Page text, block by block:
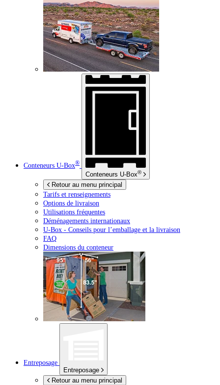
Conteneurs U-Box®
Conteneurs U-Box®
Retour au menu principal
Tarifs et renseignements
Options de livraison
Utilisations fréquentes
Déménagements internationaux
U-Box - Conseils pour l’emballage et la livraison
FAQ
Dimensions du conteneur
Entreposage
Entreposage
Retour au menu principal